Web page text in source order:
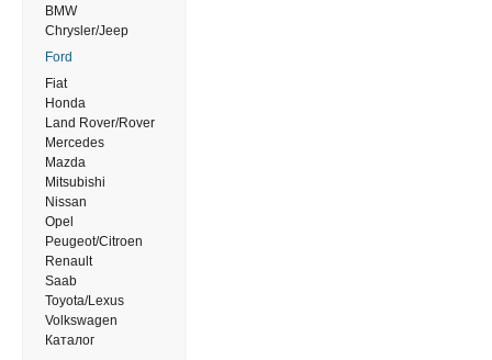
BMW
Chrysler/Jeep
Ford
Fiat
Honda
Land Rover/Rover
Mercedes
Mazda
Mitsubishi
Nissan
Opel
Peugeot/Citroen
Renault
Saab
Toyota/Lexus
Volkswagen
Каталог